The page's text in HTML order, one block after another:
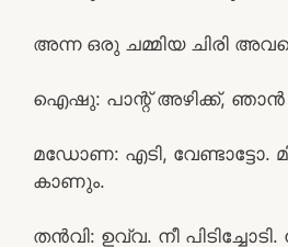
അന്ന ഒരു ചമ്മിയ ചിരി
ഐഷു: പാന്റ് അഴിക്ക്, ഞാൻ
മഡോണ: എടി, വേണ്ടാട്ടോ.
കാണും.
തൻവി: ഉവ്വ. നീ പിടിച്ചോടി.